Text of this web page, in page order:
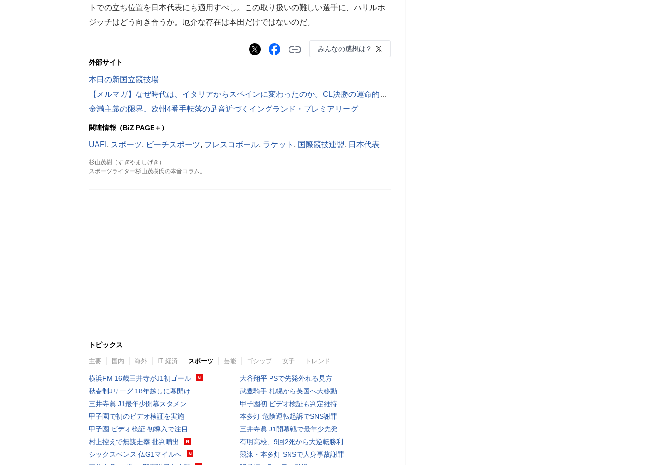
トでの立ち位置を日本代表にも適用すべし。この取り扱いの難しい選手に、ハリルホ
ジッチはどう向き合うか。厄介な存在は本田だけではないのだ。
みんなの感想は？
外部サイト
本日の新国立競技場
【メルマガ】なぜ時代は、イタリアからスペインに変わったのか。CL決勝の運命的な巡り合わせ
金満主義の限界。欧州4番手転落の足音近づくイングランド・プレミアリーグ
関連情報（BiZ PAGE＋）
UAFI , スポーツ, ビーチスポーツ, フレスコボール, ラケット , 国際競技連盟, 日本代表
杉山茂樹（すぎやましげき）
スポーツライター杉山茂樹氏の本音コラム。
トピックス
主要 国内 海外 IT 経済 スポーツ 芸能 ゴシップ 女子 トレンド
横浜FM 16歳三井寺がJ1初ゴール
秋春制Jリーグ 18年越しに幕開け
三井寺眞 J1最年少開幕スタメン
甲子園で初のビデオ検証を実施
甲子園 ビデオ検証 初導入で注目
村上控えで無謀走塁 批判噴出
シックスペンス 仏G1マイルへ
大谷翔平 PSで先発外れる見方
武豊騎手 札幌から英国へ大移動
甲子園初 ビデオ検証も判定維持
本多灯 危険運転起訴でSNS謝罪
三井寺眞 J1開幕戦で最年少先発
有明高校、9回2死から大逆転勝利
競泳・本多灯 SNSで人身事故謝罪